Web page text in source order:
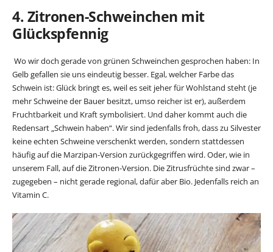
4. Zitronen-Schweinchen mit
Glückspfennig
Wo wir doch gerade von grünen Schweinchen gesprochen haben: In
Gelb gefallen sie uns eindeutig besser. Egal, welcher Farbe das
Schwein ist: Glück bringt es, weil es seit jeher für Wohlstand steht (je
mehr Schweine der Bauer besitzt, umso reicher ist er), außerdem
Fruchtbarkeit und Kraft symbolisiert. Und daher kommt auch die
Redensart „Schwein haben“. Wir sind jedenfalls froh, dass zu Silvester
keine echten Schweine verschenkt werden, sondern stattdessen
häufig auf die Marzipan-Version zurückgegriffen wird. Oder, wie in
unserem Fall, auf die Zitronen-Version. Die Zitrusfrüchte sind zwar –
zugegeben – nicht gerade regional, dafür aber Bio. Jedenfalls reich an
Vitamin C.